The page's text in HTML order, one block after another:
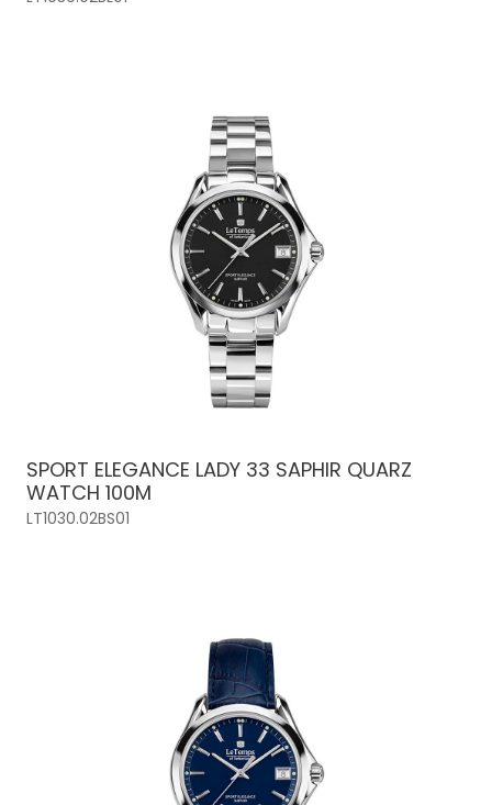
SPORT ELEGANCE LADY 33 SAPHIR QUARZ
WATCH 100M
LT1030.02BS01